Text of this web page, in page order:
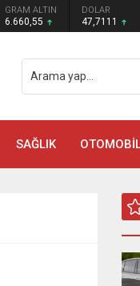
GRAM ALTIN
6.660,55
DOLAR
47,7111
SAĞLIK